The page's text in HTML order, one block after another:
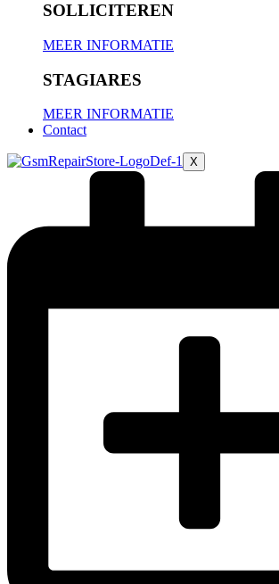
SOLLICITEREN
MEER INFORMATIE
STAGIARES
MEER INFORMATIE
Contact
X